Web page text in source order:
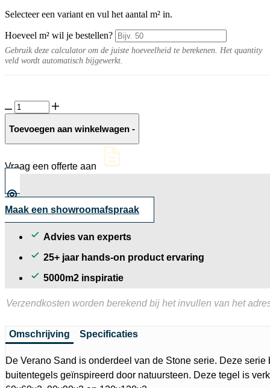
Selecteer een variant en vul het aantal m² in.
Hoeveel m² wil je bestellen?
Gebruik deze calculator om de juiste hoeveelheid te berekenen. Het quantity
veld wordt automatisch bijgewerkt.
Verano
20MM
Sand
Toevoegen aan winkelwagen -
Vraag een offerte aan
Maak een showroomafspraak
Advies van experts
25+ jaar hands-on product ervaring
5000m2 inspiratie
Verzendkosten worden berekend bij het invullen van het
Omschrijving Specificaties
De Verano Sand is onderdeel van de Stone serie. Deze serie
buitentegels geïnspireerd door natuursteen. Deze tegel is